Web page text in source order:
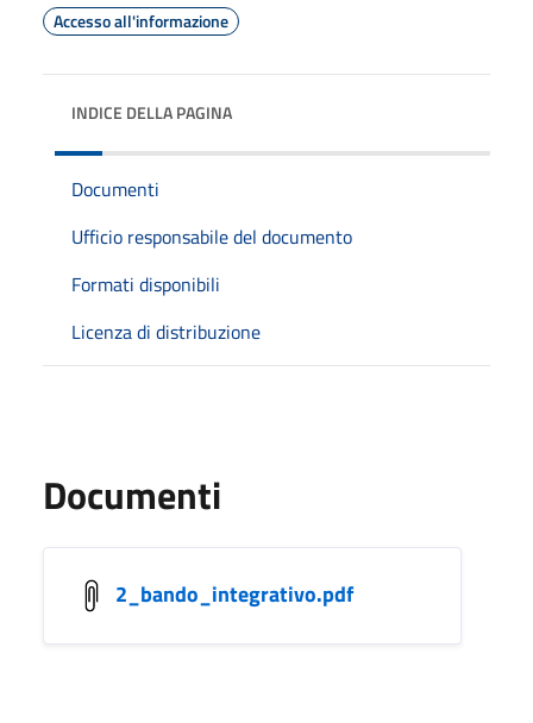
Accesso all'informazione
INDICE DELLA PAGINA
Documenti
Ufficio responsabile del documento
Formati disponibili
Licenza di distribuzione
Documenti
2_bando_integrativo.pdf